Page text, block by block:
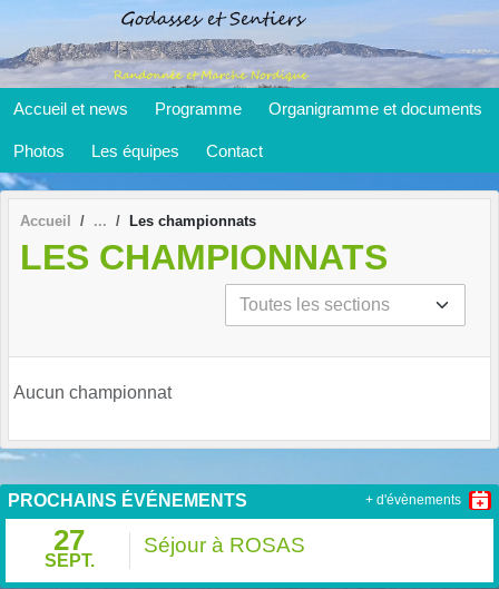
Accueil et news Programme Organigramme et documents
Photos Les équipes Contact
Accueil Les championnats
LES CHAMPIONNATS
Aucun championnat
PROCHAINS ÉVÉNEMENTS
27
SEPT.
Séjour à ROSAS
+ d'évènements
Panneau de gestion des cookies